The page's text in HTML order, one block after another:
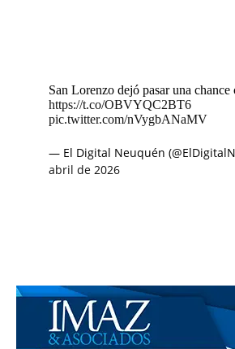
San Lorenzo dejó pasar una chance
https://t.co/OBVYQC2BT6
pic.twitter.com/nVygbANaMV
— El Digital Neuquén
abril de 2026